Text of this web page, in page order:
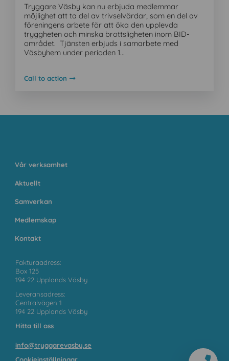
Tryggare Väsby kan nu erbjuda medlemmar
möjlighet att ta del av trivselvärdar, som en del av
föreningens arbete för att öka den upplevda
tryggheten och minska brottsligheten inom BID-
området. Tjänsten erbjuds i samarbete med
Väsbyhem under perioden 1...
Call to action
Vår verksamhet
Aktuellt
Samverkan
Medlemskap
Kontakt
Fakturaadress:
Box 125
194 22 Upplands Väsby
Leveransadress:
Centralvägen 1
194 22 Upplands Väsby
Hitta till oss
info@tryggarevasby.se